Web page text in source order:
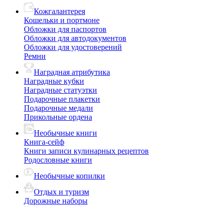
Кожгалантерея
Кошельки и портмоне
Обложки для паспортов
Обложки для автодокументов
Обложки для удостоверений
Ремни
Наградная атрибутика
Наградные кубки
Наградные статуэтки
Подарочные плакетки
Подарочные медали
Прикольные ордена
Необычные книги
Книга-сейф
Книги записи кулинарных рецептов
Родословные книги
Необычные копилки
Отдых и туризм
Дорожные наборы